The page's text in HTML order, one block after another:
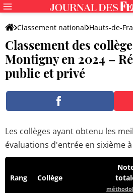
Classement national Hauts-de-
Maignelay-Montigny
Classement des
Montigny en 2024 –
public et privé
Les collèges ayant obtenu les
évaluations d'entrée en sixième
Rang Collège